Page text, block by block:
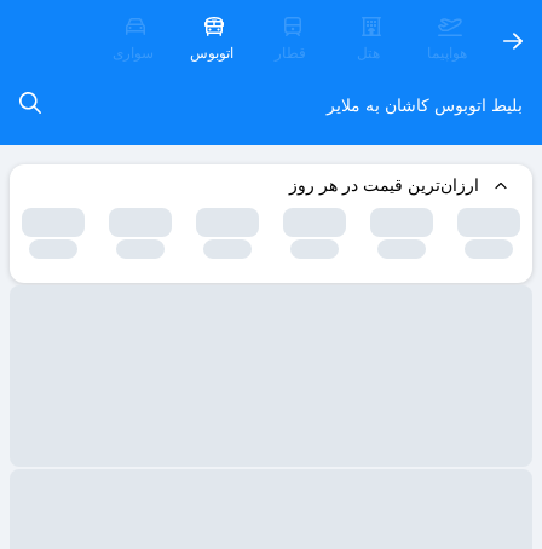
هواپیما هتل قطار اتوبوس سواری
بلیط اتوبوس کاشان به ملایر
ارزان‌ترین قیمت در هر روز